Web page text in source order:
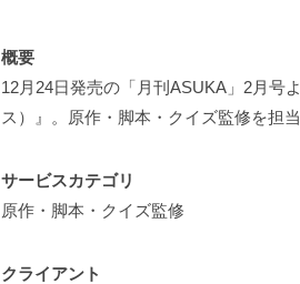
概要
12月24日発売の「月刊ASUKA」2月号
ス）』。原作・脚本・クイズ監修を担当
サービスカテゴリ
原作・脚本・クイズ監修
クライアント